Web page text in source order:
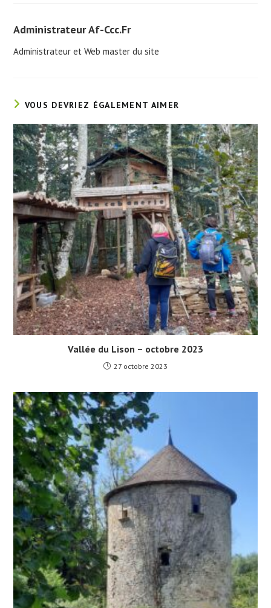
Administrateur Af-Ccc.fr
Administrateur et Web master du site
VOUS DEVRIEZ ÉGALEMENT AIMER
Vallée du Lison – octobre 2023
27 octobre 2023